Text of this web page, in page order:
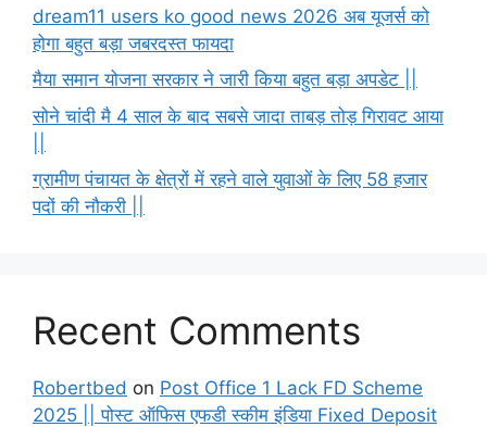
dream11 users ko good news 2026 अब यूजर्स को
होगा बहुत बड़ा जबरदस्त फायदा
मैया समान योजना सरकार ने जारी किया बहुत बड़ा अपडेट ||
सोने चांदी मै 4 साल के बाद सबसे जादा ताबड़ तोड़ गिरावट आया
ग्रामीण पंचायत के क्षेत्रों में रहने वाले युवाओं के लिए 58 हजार
पदों की नौकरी ||
Recent Comments
Robertbed on Post Office 1 Lack FD Scheme
2025 || पोस्ट ऑफिस एफडी स्कीम इंडिया Fixed Deposit